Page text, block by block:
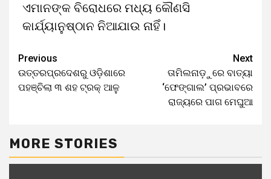
ଏମାନଙ୍କ ବିରୋଧରେ ମଧ୍ୟ କୌଣସି
କାର୍ଯ୍ୟାନୁଷ୍ଠାନ ନିଆଯାଉ ନାହିଁ।
Previous
ଉତ୍ତରପ୍ରଦେଶରୁ ଓଡ଼ିଶାରେ
ପହଞ୍ଚିଲା ୩ ଶହ ଟ୍ରକ୍ ଆଳୁ
Next
ତାମିଲନାଡ଼ୁରେ ବାତ୍ୟା
‘ଫେଙ୍ଗାଲ’ ପ୍ରଭାବରେ
ରାଜ୍ୟରେ ପାଗ ମେଘୁଆ
MORE STORIES